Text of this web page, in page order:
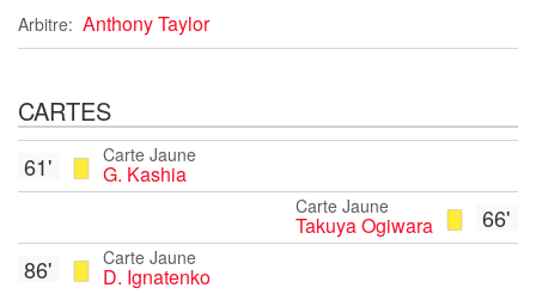
Arbitre: Anthony Taylor
CARTES
Carte Jaune
G. Kashia
61'
66'
Carte Jaune
Takuya Ogiwara
Carte Jaune
D. Ignatenko
86'